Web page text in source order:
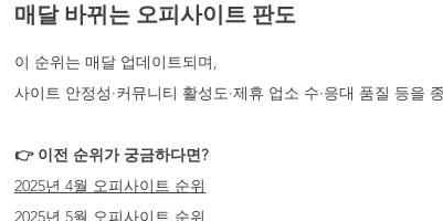
매달 바뀌는 오피사이트 판도
이 순위는 매달 업데이트되며,
사이트 안정성·커뮤니티 활성도·제휴 업소 수·응대 품질 등을
👉 이전 순위가 궁금하다면?
2025년 4월 오피사이트 순위
2025년 5월 오피사이트 순위